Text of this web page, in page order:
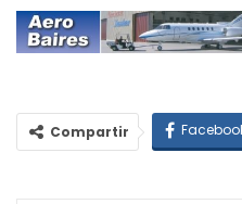
Compartir